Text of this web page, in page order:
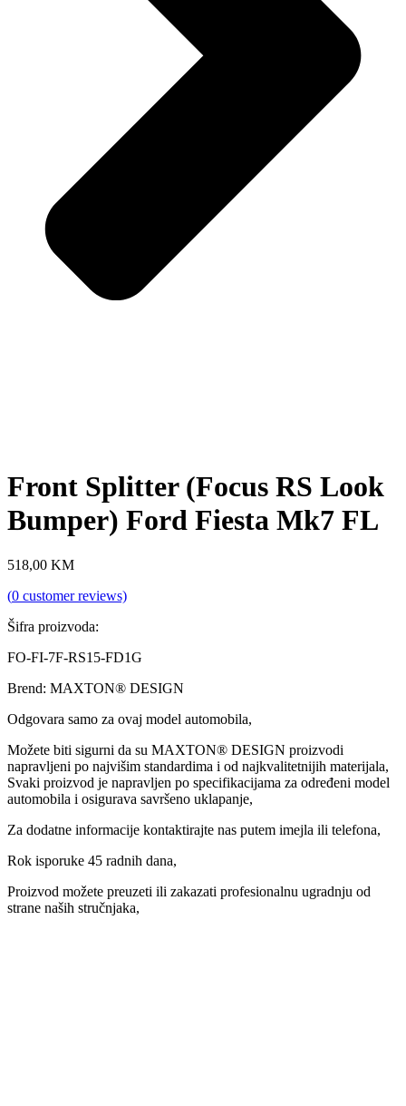
Front Splitter (Focus RS Look
Bumper) Ford Fiesta Mk7 FL
518,00 KM
(0 customer reviews)
Šifra proizvoda:
FO-FI-7F-RS15-FD1G
Brend: MAXTON® DESIGN
Odgovara samo za ovaj model automobila,
Možete biti sigurni da su MAXTON® DESIGN proizvodi
napravljeni po najvišim standardima i od najkvalitetnijih materijala,
Svaki proizvod je napravljen po specifikacijama za određeni model
automobila i osigurava savršeno uklapanje,
Za dodatne informacije kontaktirajte nas putem imejla ili telefona,
Rok isporuke 45 radnih dana,
Proizvod možete preuzeti ili zakazati profesionalnu ugradnju od
strane naših stručnjaka,